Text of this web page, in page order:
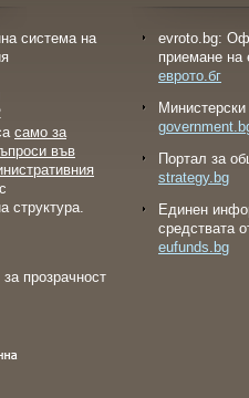
система на
само за
във
структура.
прозрачност
evroto.bg:
приемане на
еврото.бг
Портал за
strategy.bg
Eдинен
средствата
eufunds.bg